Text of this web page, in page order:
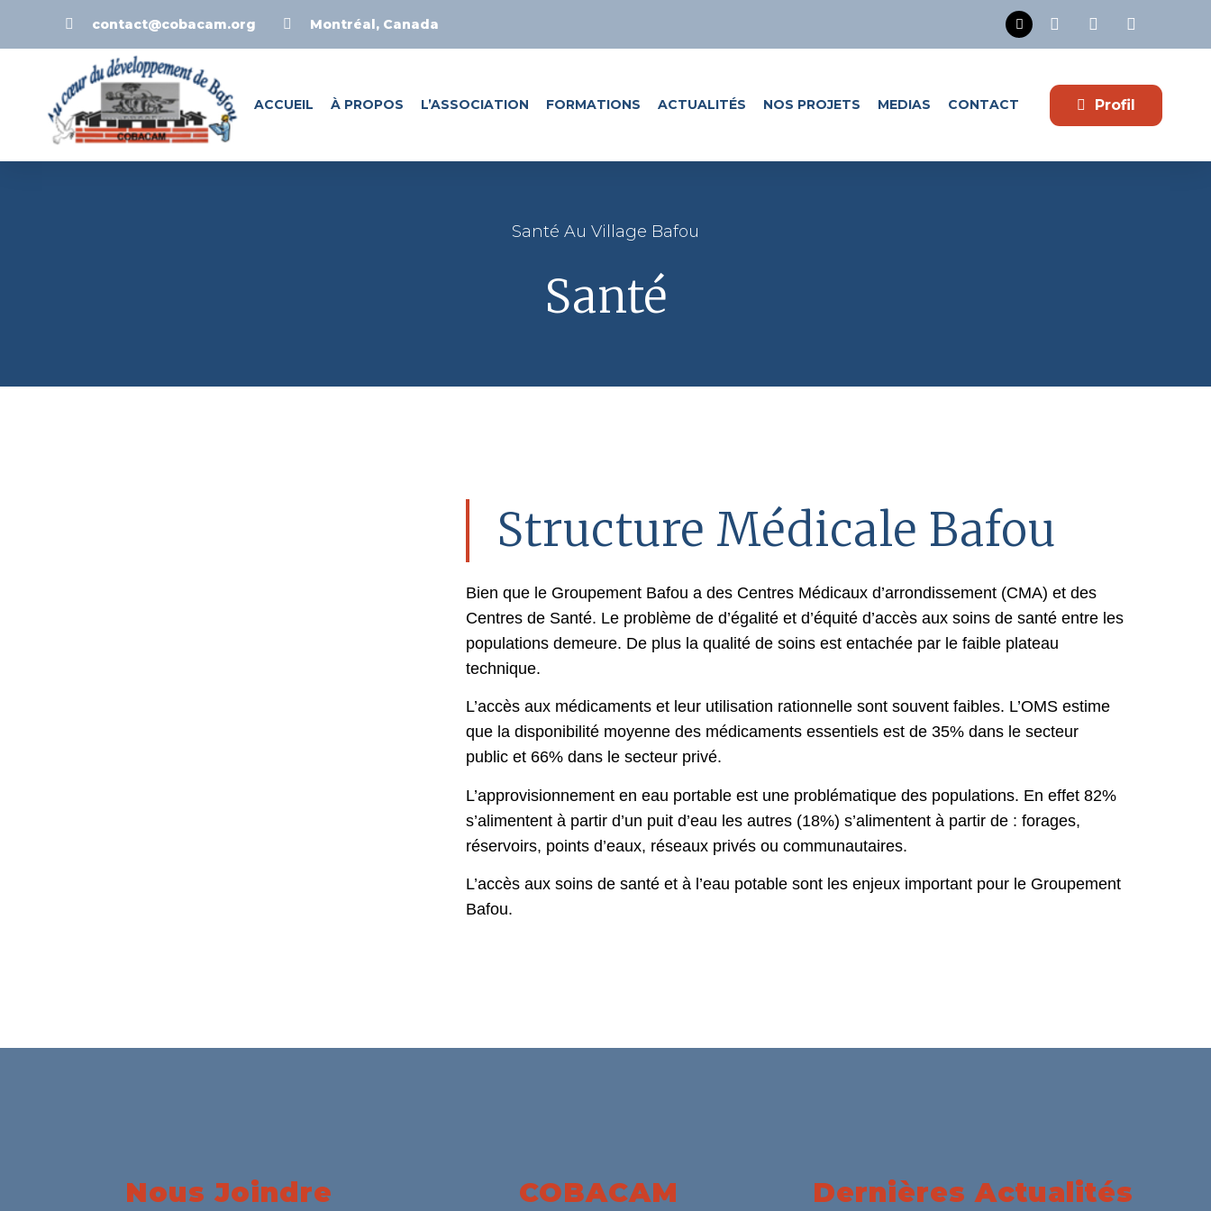
contact@cobacam.org Montréal, Canada
ACCUEIL À PROPOS L’ASSOCIATION FORMATIONS ACTUALITÉS NOS PROJETS MEDIAS CONTACT Profil
Santé Au Village Bafou
Santé
Structure Médicale Bafou
Bien que le Groupement Bafou a des Centres Médicaux d’arrondissement (CMA) et des
Centres de Santé. Le problème de d’égalité et d’équité d’accès aux soins de santé entre les
populations demeure. De plus la qualité de soins est entachée par le faible plateau
technique.
L’accès aux médicaments et leur utilisation rationnelle sont souvent faibles. L’OMS estime
que la disponibilité moyenne des médicaments essentiels est de 35% dans le secteur
public et 66% dans le secteur privé.
L’approvisionnement en eau portable est une problématique des populations. En effet 82%
s’alimentent à partir d’un puit d’eau les autres (18%) s’alimentent à partir de : forages,
réservoirs, points d’eaux, réseaux privés ou communautaires.
L’accès aux soins de santé et à l’eau potable sont les enjeux important pour le Groupement
Bafou.
Nous Joindre COBACAM Dernières Actualités